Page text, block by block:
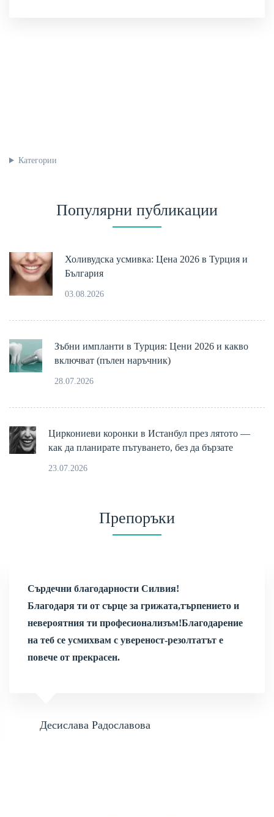
Категории
Популярни публикации
Холивудска усмивка: Цена 2026 в Турция и
България
03.08.2026
Зъбни импланти в Турция: Цени 2026 и какво
включват (пълен наръчник)
28.07.2026
Циркониеви коронки в Истанбул през лятото —
как да планирате пътуването, без да бързате
23.07.2026
Препоръки
Сърдечни благодарности Силвия!
Благодаря ти от сърце за грижата,търпението и
невероятния ти професионализъм!Благодарение
на теб се усмихвам с увереност-резолтатът е
повече от прекрасен.
Десислава Радославова